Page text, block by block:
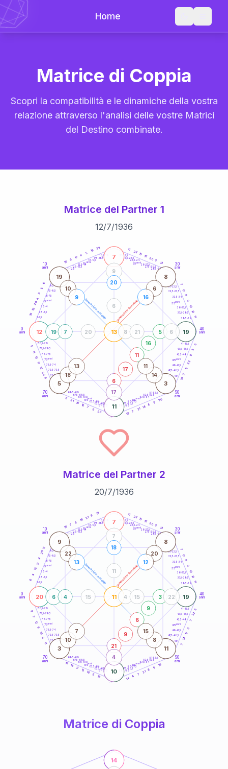
Home
Matrice di Coppia
Scopri la compatibilità e le dinamiche della vostra
relazione attraverso l'analisi delle vostre Matrici
del Destino combinate.
Matrice del Partner 1
12/7/1936
generazione maschile generazione femminile
0
anni
10
anni
30
anni
40
anni
50
anni
60
70
anni
1-2,5
2,5-3,5
3,5-4
6-7,5
7,5-8,5
8,5-9
11-12,5
12,5-13,5
13,5-14
16-17,5
17,5-18,5
18,5-19
21-22,5
22,5-23,5
23,5-24
26-27,5
27,5-28,5
28,5-29
31-32,5
32,5-33,5
33,5-34
36-37,5
37,5-38,5
38,5-39
41-42,5
42,5-43,5
43,5-44
46-47,5
47,5-48,5
48,5-49
51-52,5
52,5-53,5
53,5-54
56-57,5
57,5-58,5
58,5-59
61-62,5
62,5-63,5
63,5-64
66-67,5
67,5-68,5
68,5-69
71-72,5
72,5-73,5
73,5-74
76-77,5
77,5-78,5
78,5-79
10
16
20
4
9
5
6
10
9
17
8
5
15
22 11
22 10
15
20 5
13
7
17
8
9
19
10
11
6
5
9
22
11
7
10
20
17
4
14
21
7
18
20
9
7
16
10
21
8
9
22
12
17
10
11
5
12
7
19
11
13
19 8
5 3
6
17
11
16
5
19
9
6
17
7
20
8 21
20
6
10
9
6
16
18
13
14
11
5anni
15 anni 25anni
35anni
45anni
55anni
65anni
75anni
Matrice del Partner 2
20/7/1936
generazione maschile generazione femminile
0
anni
10
anni
30
anni
40
anni
50
anni
60
70
anni
1-2,5
2,5-3,5
3,5-4
6-7,5
7,5-8,5
8,5-9
11-12,5
12,5-13,5
13,5-14
16-17,5
17,5-18,5
18,5-19 21-22,5
22,5-23,5
23,5-24
26-27,5
27,5-28,5
28,5-29
31-32,5
32,5-33,5
33,5-34
36-37,5
37,5-38,5
38,5-39
41-42,5
42,5-43,5
43,5-44
46-47,5
47,5-48,5
48,5-49
51-52,5
52,5-53,5
53,5-54
56-57,5
57,5-58,5
58,5-59
61-62,5
62,5-63,5
63,5-64
66-67,5
67,5-68,5
68,5-69
71-72,5
72,5-73,5
73,5-74
76-77,5
77,5-78,5
78,5-79
6
4
15
11
4
20
11
16 7
5
16
21 5
12 11
22 10
15
20 5
13
7
17
8
9
19
10
11
5
22
7
3
17
14
7
16
5
8
21
7
4
14
15
5
18
13
11
16
19
11
8
13
5
12
7
9
20
7
19
10
11
9 8
3 11
21
9
6
9
3
6
7
22
4
4
18
4 15
15
11
22
13
20
12
10
7
8
15
5anni
15 anni 25anni
35anni
45anni
55anni
65anni
75anni
Matrice di Coppia
14